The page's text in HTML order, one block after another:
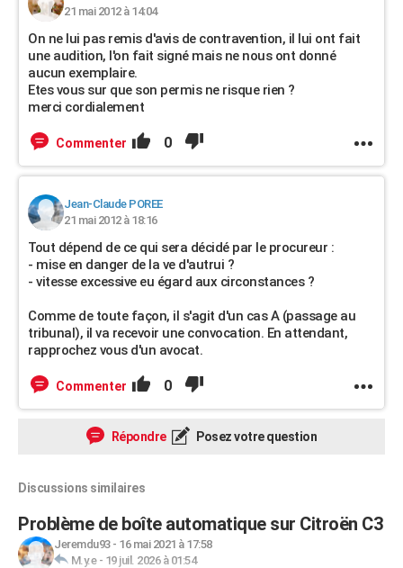
21 mai 2012 à 14:04
On ne lui pas remis d'avis de contravention, il lui ont fait
une audition, l'on fait signé mais ne nous ont donné
aucun exemplaire.
Etes vous sur que son permis ne risque rien ?
merci cordialement
Commenter 0
Jean-Claude POREE
21 mai 2012 à 18:16
Tout dépend de ce qui sera décidé par le procureur :
- mise en danger de la ve d'autrui ?
- vitesse excessive eu égard aux circonstances ?
Comme de toute façon, il s'agit d'un cas A (passage au
tribunal), il va recevoir une convocation. En attendant,
rapprochez vous d'un avocat.
Commenter 0
Répondre Posez votre question
Discussions similaires
Problème de boîte automatique sur Citroën C3
Jeremdu93- 16 mai 2021 à 17:58
M.y.e- 19 juil. 2026 à 01:54